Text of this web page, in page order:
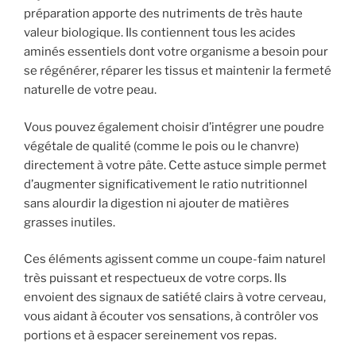
préparation apporte des nutriments de très haute
valeur biologique. Ils contiennent tous les acides
aminés essentiels dont votre organisme a besoin pour
se régénérer, réparer les tissus et maintenir la fermeté
naturelle de votre peau.
Vous pouvez également choisir d’intégrer une poudre
végétale de qualité (comme le pois ou le chanvre)
directement à votre pâte. Cette astuce simple permet
d’augmenter significativement le ratio nutritionnel
sans alourdir la digestion ni ajouter de matières
grasses inutiles.
Ces éléments agissent comme un coupe-faim naturel
très puissant et respectueux de votre corps. Ils
envoient des signaux de satiété clairs à votre cerveau,
vous aidant à écouter vos sensations, à contrôler vos
portions et à espacer sereinement vos repas.